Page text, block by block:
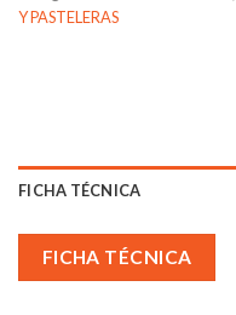
Y PASTELERAS
FICHA TÉCNICA
FICHA TÉCNICA